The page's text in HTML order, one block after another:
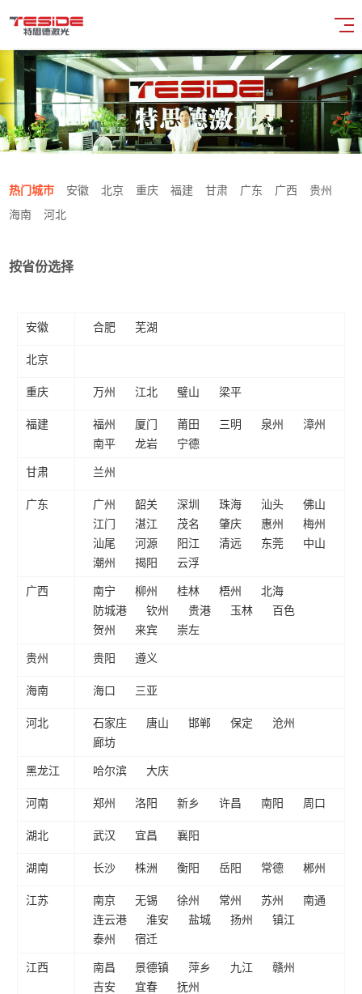
热门城市 安徽 北京 重庆 福建 甘肃 广东 广西
贵州
海南
河北
按省份选择
安徽 合肥 芜湖
北京
重庆 万州 江北 璧山 梁平
福建 福州 厦门 莆田 三明 泉州
漳州
南平
龙岩 宁德
甘肃 兰州
广东 广州 韶关 深圳 珠海 汕头
佛山
江门
湛江 茂名 肇庆 惠州
梅州
汕尾
河源 阳江 清远 东莞
中山
潮州
揭阳 云浮
广西 南宁 柳州 桂林 梧州
北海
防城港
钦州 贵港 玉林
百色
贺州
来宾 崇左
贵州 贵阳 遵义
海南 海口 三亚
河北 石家庄 唐山 邯郸 保定
沧州
廊坊
黑龙江 哈尔滨 大庆
河南 郑州 洛阳 新乡 许昌 南阳 周口
湖北 武汉 宜昌 襄阳
湖南 长沙 株洲 衡阳 岳阳 常德 郴州
江苏 南京 无锡 徐州 常州 苏州
南通
连云港
淮安 盐城 扬州
镇江
泰州
宿迁
江西 南昌 景德镇 萍乡 九江
赣州
吉安
宜春 抚州